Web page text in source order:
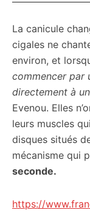
La canicule
cigales ne
environ, et
commencer par
directement à
Evenou. Elles
leurs muscles
disques situés
mécanisme qui
seconde.
https://